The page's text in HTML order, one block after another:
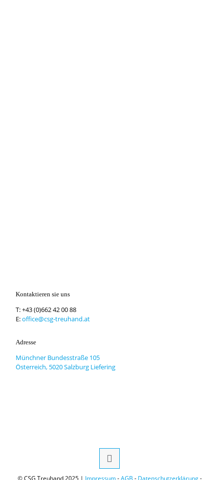
Kontaktieren sie uns
T:+43 (0)662 42 00 88
E:office@csg-treuhand.at
Adresse
Münchner Bundesstraße 105
Österreich, 5020 Salzburg Liefering
© CSG Treuhand 2025 | Impressum-AGB - Datenschutzerklärung-